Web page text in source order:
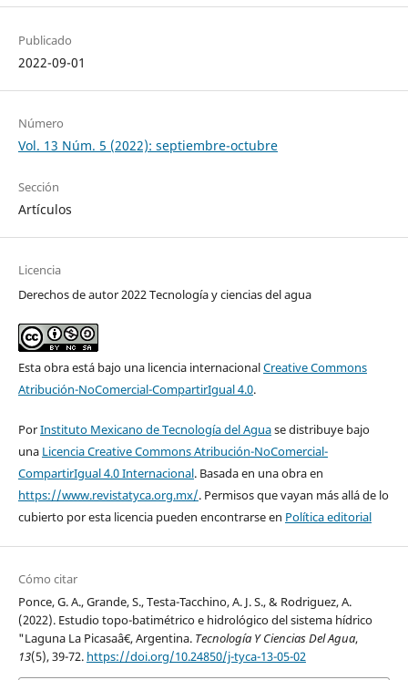
Publicado
2022-09-01
Número
Vol. 13 Núm. 5 (2022): septiembre-octubre
Sección
Artículos
Licencia
Derechos de autor 2022 Tecnología y ciencias del agua
Esta obra está bajo una licencia internacionalCreative Commons
Atribución-NoComercial-CompartirIgual 4.0.
PorInstituto Mexicano de Tecnología del Aguase distribuye bajo
una Licencia Creative Commons Atribución-NoComercial-
CompartirIgual 4.0 Internacional. Basada en una obra en
https://www.revistatyca.org.mx/. Permisos que vayan más allá de lo
cubierto por esta licencia pueden encontrarse en Política editorial
Cómo citar
Ponce, G. A., Grande, S., Testa-Tacchino, A. J. S., & Rodriguez, A.
(2022). Estudio topo-batimétrico e hidrológico del sistema hídrico
"Laguna La Picasaâ€, Argentina. Tecnología Y Ciencias Del Agua,
13(5), 39-72. https://doi.org/10.24850/j-tyca-13-05-02